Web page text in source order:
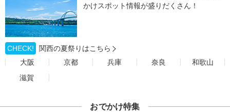
かけスポット情報が盛りだくさん！
CHECK!
関西の夏祭りはこちら
大阪
京都 兵庫 奈良
和歌山
滋賀
おでかけ特集